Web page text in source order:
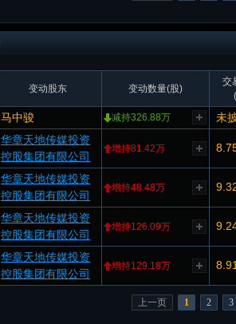
变动股东 变动数量(股)
交
马中骏 减持326.88万 未
华章天地传媒投资
控股集团有限公司
增持81.42万
华章天地传媒投资
控股集团有限公司
增持48.48万
华章天地传媒投资
控股集团有限公司
增持126.09万
华章天地传媒投资
控股集团有限公司
增持129.18万
上一页 1 2 3